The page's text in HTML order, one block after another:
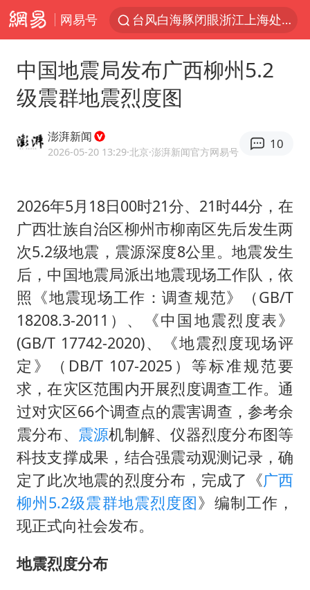
网易号
台风白海豚闭眼浙江上海处于危险半圆
白海豚将正面袭击贯穿浙江
浙江台州《告全体市民书》
上半年国内居民出游人次34.63亿
刘浩存百花奖开幕式红裙起舞
万岁山接盘烂尾恒大文旅城
薛之谦杭州站演唱会取消
泰国初中生饮弹自尽前开了26枪
“准2万亿”之城点名支持三所大学
店主称换“青海拉面”招牌后生意更好
女儿为争财产堵门阻挠父亲出殡
习近平心系体育强国建设
中国地震局发布广西柳州5.2
级震群地震烈度图
澎湃新闻
2026-05-20 13:29·北京·澎湃新闻官方网易号
10
2026年5月18日00时21分、21时44分，在
广西壮族自治区柳州市柳南区先后发生两
次5.2级地震，震源深度8公里。地震发生
后，中国地震局派出地震现场工作队，依
照《地震现场工作：调查规范》（GB/T
18208.3-2011）、《中国地震烈度表》
(GB/T 17742-2020)、《地震烈度现场评
定》（DB/T 107-2025）等标准规范要
求，在灾区范围内开展烈度调查工作。通
过对灾区66个调查点的震害调查，参考余
震分布、 震源机制解、仪器烈度分布图等
科技支撑成果，结合强震动观测记录，确
定了此次地震的烈度分布，完成了《广西
柳州5.2级震群地震烈度图》编制工作，
现正式向社会发布。
地震烈度分布